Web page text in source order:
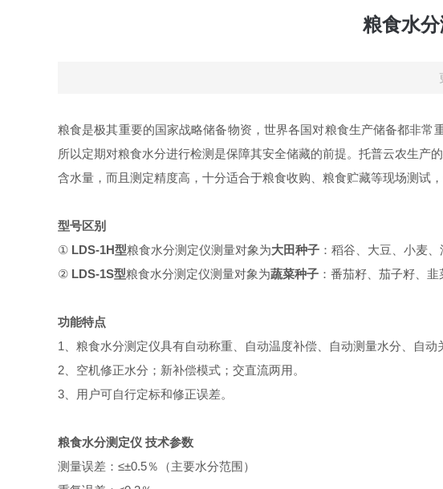
粮食水
粮食是极其重要的国家战略储备物资，世界各国对粮食生产储备都非
所以定期对粮食水分进行检测是保障其安全储藏的前提。托普云农生产
含水量，而且测定精度高，十分适合于粮食收购、粮食贮藏等现场测试，
型号区别
① LDS-1H型粮食水分测定仪测量对象为大田种子 ：稻谷、大豆、小麦
② LDS-1S型粮食水分测定仪测量对象为蔬菜种子 ：番茄籽、茄子籽、
功能特点
1
、粮食水分测定仪具有自动称重、自动温度补偿、自动测量水分、自动
2 、空机修正水分；新补偿模式；交直流两用。
3 、用户可自行定标和修正误差。
粮食水分测定仪 技术参数
测量误差： ≤±0.5％（主要水分范围）